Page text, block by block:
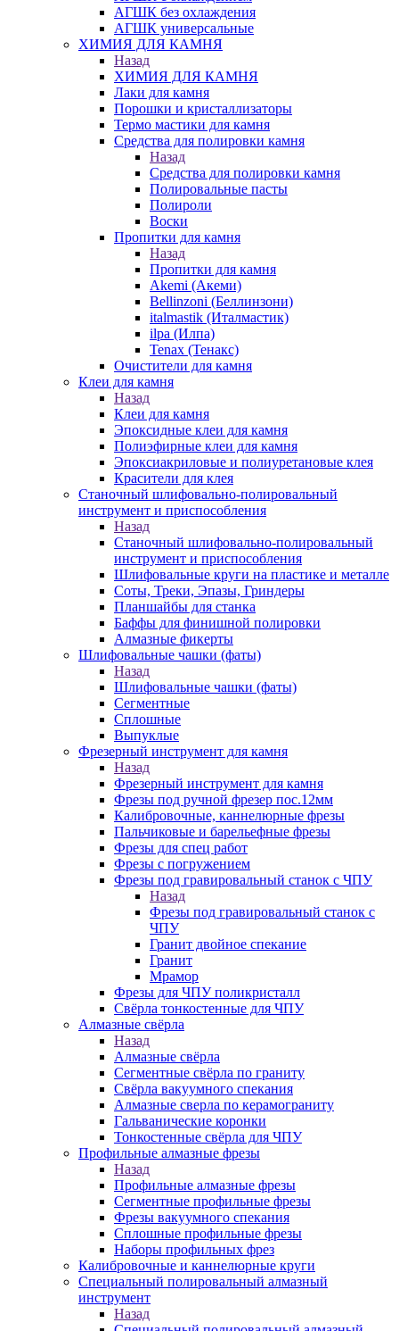
АГШК без охлаждения
АГШК универсальные
ХИМИЯ ДЛЯ КАМНЯ
Назад
ХИМИЯ ДЛЯ КАМНЯ
Лаки для камня
Порошки и кристаллизаторы
Термо мастики для камня
Средства для полировки камня
Назад
Средства для полировки камня
Полировальные пасты
Полироли
Воски
Пропитки для камня
Назад
Пропитки для камня
Akemi (Акеми)
Bellinzoni (Беллинзони)
italmastik (Италмастик)
ilpa (Илпа)
Tenax (Тенакс)
Очистители для камня
Клеи для камня
Назад
Клеи для камня
Эпоксидные клеи для камня
Полиэфирные клеи для камня
Эпоксиакриловые и полиуретановые клея
Красители для клея
Станочный шлифовально-полировальный
инструмент и приспособления
Назад
Станочный шлифовально-полировальный
инструмент и приспособления
Шлифовальные круги на пластике и металле
Соты, Треки, Эпазы, Гриндеры
Планшайбы для станка
Баффы для финишной полировки
Алмазные фикерты
Шлифовальные чашки (фаты)
Назад
Шлифовальные чашки (фаты)
Сегментные
Сплошные
Выпуклые
Фрезерный инструмент для камня
Назад
Фрезерный инструмент для камня
Фрезы под ручной фрезер пос.12мм
Калибровочные, каннелюрные фрезы
Пальчиковые и барельефные фрезы
Фрезы для спец работ
Фрезы с погружением
Фрезы под гравировальный станок с ЧПУ
Назад
Фрезы под гравировальный станок с
ЧПУ
Гранит двойное спекание
Гранит
Мрамор
Фрезы для ЧПУ поликристалл
Свёрла тонкостенные для ЧПУ
Алмазные свёрла
Назад
Алмазные свёрла
Сегментные свёрла по граниту
Свёрла вакуумного спекания
Алмазные сверла по керамограниту
Гальванические коронки
Тонкостенные свёрла для ЧПУ
Профильные алмазные фрезы
Назад
Профильные алмазные фрезы
Сегментные профильные фрезы
Фрезы вакуумного спекания
Сплошные профильные фрезы
Наборы профильных фрез
Калибровочные и каннелюрные круги
Специальный полировальный алмазный
инструмент
Назад